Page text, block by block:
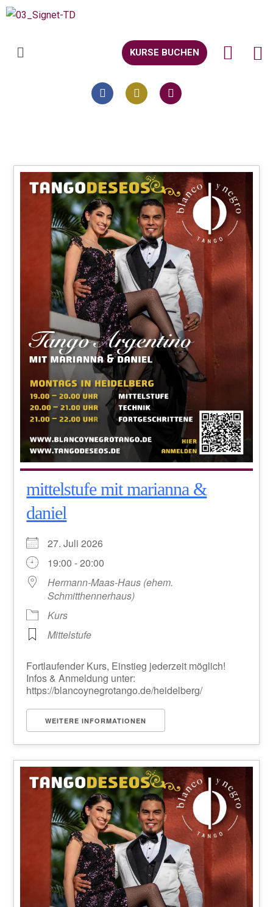
KURSE BUCHEN
mittelstufe mit marianna &
daniel
27. Juli 2026
19:00 - 20:00
Hermann-Maas-Haus (ehem.
Schmitthennerhaus)
Kurs
Mittelstufe
Fortlaufender Kurs, Einstieg jederzeit möglich!
Infos & Anmeldung unter:
https://blancoynegrotango.de/heidelberg/
WEITERE INFORMATIONEN